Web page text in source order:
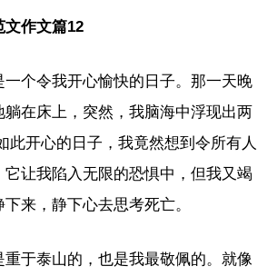
文作文篇12
一个令我开心愉快的日子。那一天晚
躺在床上，突然，我脑海中浮现出两
此开心的日子，我竟然想到令所有人
让我陷入无限的恐惧中，但我又竭
来，静下心去思考死亡。
重于泰山的，也是我最敬佩的。就像